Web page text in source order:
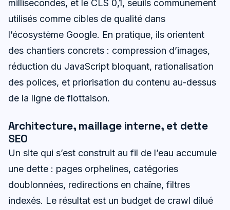
millisecondes, et le CLS 0,1, seuils communément
utilisés comme cibles de qualité dans
l’écosystème Google. En pratique, ils orientent
des chantiers concrets : compression d’images,
réduction du JavaScript bloquant, rationalisation
des polices, et priorisation du contenu au-dessus
de la ligne de flottaison.
Architecture, maillage interne, et dette
SEO
Un site qui s’est construit au fil de l’eau accumule
une dette : pages orphelines, catégories
doublonnées, redirections en chaîne, filtres
indexés. Le résultat est un budget de crawl dilué